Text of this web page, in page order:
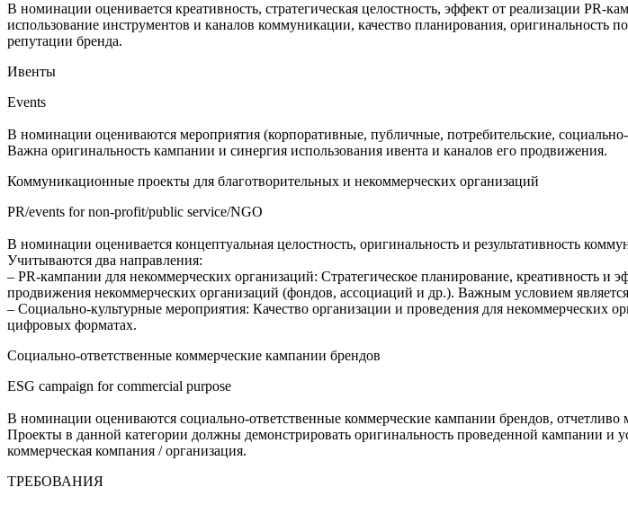
В номинации оценивается креативность, стратегическая целостность, эффект от реализации
использование инструментов и каналов коммуникации, качество планирования,
репутации бренда.
Ивенты
Events
В номинации оцениваются мероприятия (корпоративные, публичные, потребительские,
Важна оригинальность кампании и синергия использования ивента и каналов его продвижения.
Коммуникационные проекты для благотворительных и некоммерческих организаций
PR/events for non-profit/public service/NGO
В номинации оценивается концептуальная целостность, оригинальность и результативность
Учитываются два направления:
– PR-кампании для некоммерческих организаций: Стратегическое планирование, креативность
продвижения некоммерческих организаций (фондов, ассоциаций и др.). Важным условием является
– Социально-культурные мероприятия: Качество организации и проведения для
цифровых форматах.
Социально-ответственные коммерческие кампании брендов
ESG campaign for commercial purpose
В номинации оцениваются социально-ответственные коммерческие кампании брендов,
Проекты в данной категории должны демонстрировать оригинальность проведенной кампании и
коммерческая компания / организация.
ТРЕБОВАНИЯ